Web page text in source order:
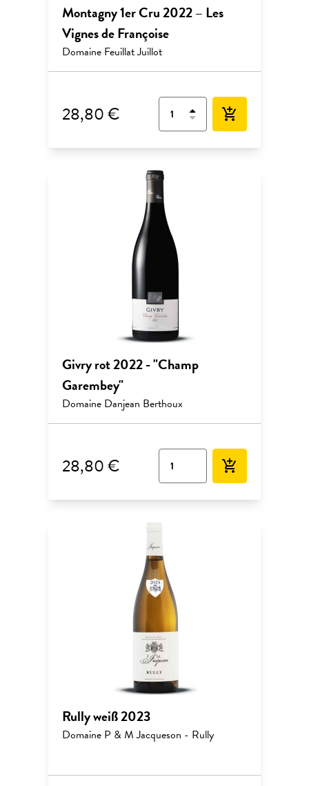
Montagny 1er Cru 2022 – Les
Vignes de Françoise
Domaine Feuillat Juillot
28,80 € add_shopping_cart
Givry rot 2022 - "Champ
Garembey"
Domaine Danjean Berthoux
28,80 € add_shopping_cart
Rully weiß 2023
Domaine P & M Jacqueson - Rully